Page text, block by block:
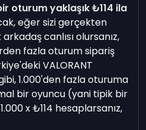
oturum yaklaşık ₺114 ila
eğer sizi gerçekten
canlısı olursanız,
fazla oturum sipariş
VALORANT
1.000'den fazla oturuma
bir oyuncu (yani tipik bir
x ₺114 hesaplarsanız,